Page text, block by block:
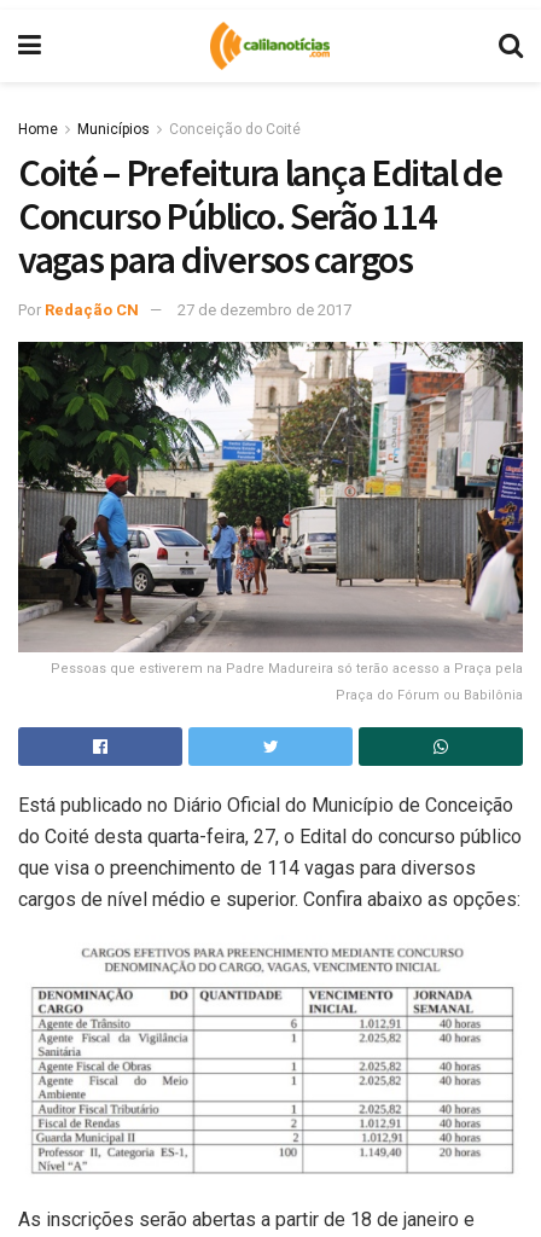
Home Municípios Conceição do Coité
Coité – Prefeitura lança Edital de
Concurso Público. Serão 114
vagas para diversos cargos
Por Redação CN 27 de dezembro de 2017
Pessoas que estiverem na Padre Madureira só terão acesso a Praça pela
Praça do Fórum ou Babilônia
Está publicado no Diário Oficial do Município de Conceição
do Coité desta quarta-feira, 27, o Edital do concurso público
que visa o preenchimento de 114 vagas para diversos
cargos de nível médio e superior. Confira abaixo as opções:
As inscrições serão abertas a partir de 18 de janeiro e